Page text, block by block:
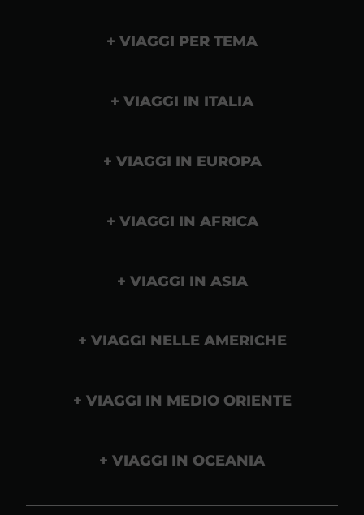
VIAGGI PER TEMA
VIAGGI IN ITALIA
VIAGGI IN EUROPA
VIAGGI IN AFRICA
VIAGGI IN ASIA
VIAGGI NELLE AMERICHE
VIAGGI IN MEDIO ORIENTE
VIAGGI IN OCEANIA